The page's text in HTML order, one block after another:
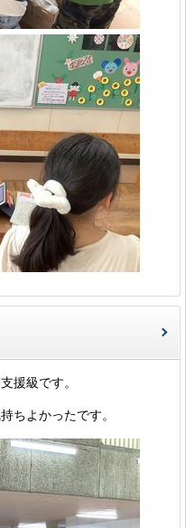
援級です。
ちよかったです。